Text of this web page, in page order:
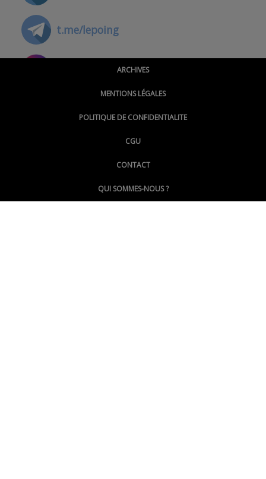
t.me/lepoing
@montpellierpoinginfo
@LePoingMontpellier
ARCHIVES
MENTIONS LÉGALES
POLITIQUE DE CONFIDENTIALITE
CGU
CONTACT
QUI SOMMES-NOUS ?